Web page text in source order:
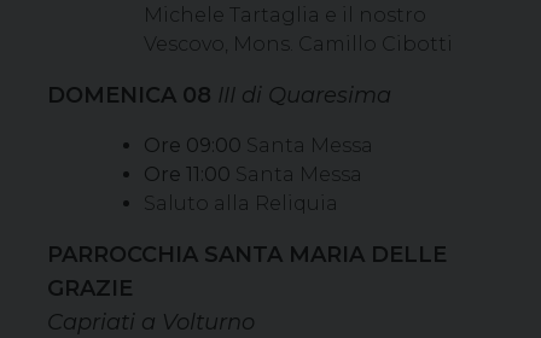
Michele Tartaglia e il nostro
Vescovo, Mons. Camillo Cibotti
DOMENICA 08 III di Quaresima
Ore 09:00 Santa Messa
Ore 11:00 Santa Messa
Saluto alla Reliquia
PARROCCHIA SANTA MARIA DELLE
GRAZIE
Capriati a Volturno